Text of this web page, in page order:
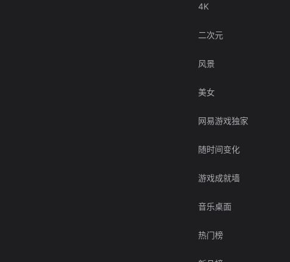
4K
二次元
风景
美女
网易游戏独家
随时间变化
游戏成就墙
音乐桌面
热门榜